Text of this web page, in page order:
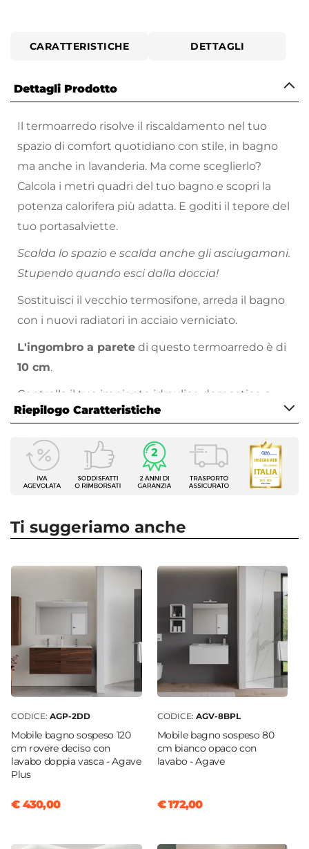
CARATTERISTICHE DETTAGLI
Dettagli Prodotto
Il termoarredo risolve il riscaldamento nel tuo
spazio di comfort quotidiano con stile, in bagno
ma anche in lavanderia. Ma come sceglierlo?
Calcola i metri quadri del tuo bagno e scopri la
potenza calorifera più adatta. E goditi il tepore del
tuo portasalviette.
Scalda lo spazio e scalda anche gli asciugamani.
Stupendo quando esci dalla doccia!
Sostituisci il vecchio termosifone, arreda il bagno
con i nuovi radiatori in acciaio verniciato.
L'ingombro a parete di questo termoarredo è di
10 cm.
Controlla il tuo impianto idraulico domestico e
scegli il giusto kit valvola + detentore:
Ecco le tipologie di impianto più diffuse e i link ai
relativimodelli compatibili:
Tubi in rame da 10 mm
Tubi in rame da 14 mm
Tubi in rame da 16 mm
Tubi in multistrato da 16x2,25 mm
Riepilogo Caratteristiche
Caratteristiche
Tipologia
Termoarredo idraulico
Larghezza
Interasse
Installazione
Verticale
Forma
39 tubi
Forma Tubi
Tondi orizzontali
Dimensione Tubi
Ti suggeriamo anche
CODICE: AGP-2DD
Mobile bagno sospeso 120
cm rovere deciso con
lavabo doppia vasca - Agave
Plus
€ 430,00
CODICE: AGV-8BPL
Mobile bagno sospeso 80
cm bianco opaco con
lavabo - Agave
€ 172,00